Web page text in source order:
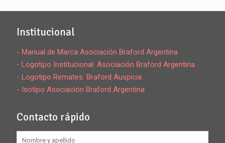
Institucional
- Manual de Marca Asociación Braford Argentina
- Logotipo Institucional: Asociación Braford Argentina
- Logotipo Remates: Braford Auspicia
- Isotipo Asociación Braford Argentina
Contacto rápido